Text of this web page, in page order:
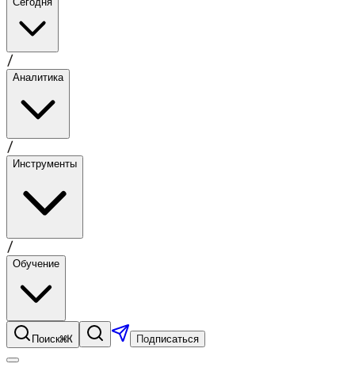
/
Аналитика
/
Инструменты
/
Обучение
Поиск⌘K Подписаться